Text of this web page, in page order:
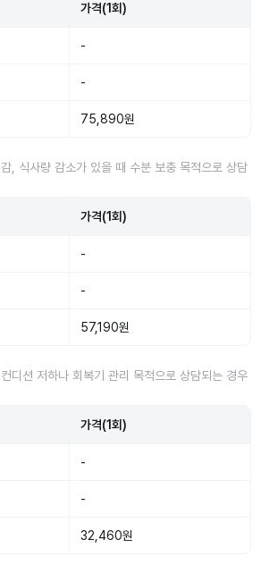
가격(1회)
-
-
75,890원
, 식사량 감소가 있을 때 수분 보충 목적으로 상담
가격(1회)
-
-
57,190원
디션 저하나 회복기 관리 목적으로 상담되는 경우
가격(1회)
-
-
32,460원